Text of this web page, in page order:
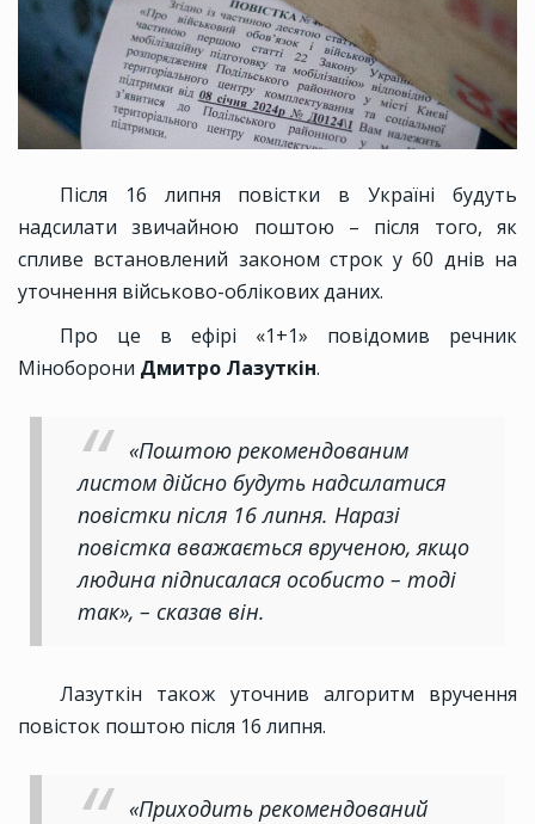
Після 16 липня повістки в Україні будуть
надсилати звичайною поштою – після того, як
спливе встановлений законом строк у 60 днів на
уточнення військово-облікових даних.
Про це в ефірі «1+1» повідомив речник
Міноборони Дмитро Лазуткін.
«Поштою рекомендованим
листом дійсно будуть надсилатися
повістки після 16 липня. Наразі
повістка вважається врученою, якщо
людина підписалася особисто – тоді
так», – сказав він.
Лазуткін також уточнив алгоритм вручення
повісток поштою після 16 липня.
«Приходить рекомендований